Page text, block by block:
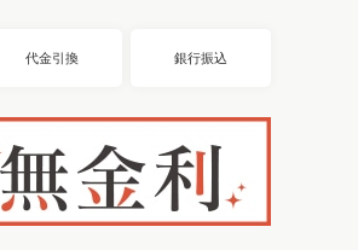
代金引換 銀行振込